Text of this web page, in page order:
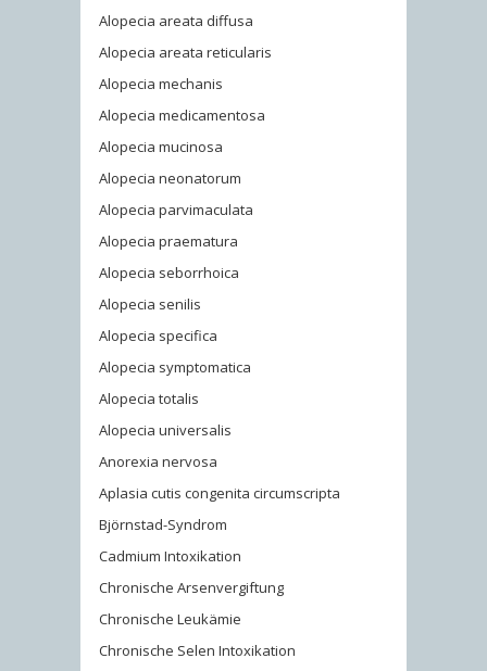
Alopecia areata diffusa
Alopecia areata reticularis
Alopecia mechanis
Alopecia medicamentosa
Alopecia mucinosa
Alopecia neonatorum
Alopecia parvimaculata
Alopecia praematura
Alopecia seborrhoica
Alopecia senilis
Alopecia specifica
Alopecia symptomatica
Alopecia totalis
Alopecia universalis
Anorexia nervosa
Aplasia cutis congenita circumscripta
Björnstad-Syndrom
Cadmium Intoxikation
Chronische Arsenvergiftung
Chronische Leukämie
Chronische Selen Intoxikation